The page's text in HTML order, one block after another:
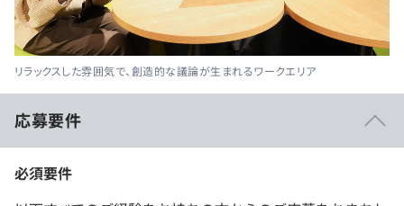
リラックスした雰囲気で、創造的な議論が生まれるワークエリア
応募要件
必須要件